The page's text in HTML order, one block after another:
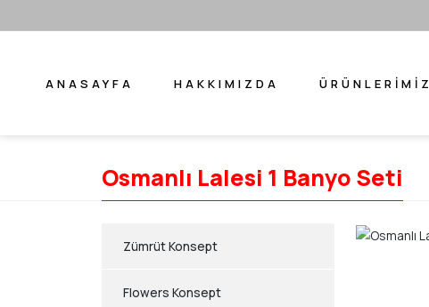
ANASAYFA HAKKIMIZDA ÜRÜNLERIMIZ
Osmanlı Lalesi 1 Banyo Seti
Zümrüt Konsept
Flowers Konsept